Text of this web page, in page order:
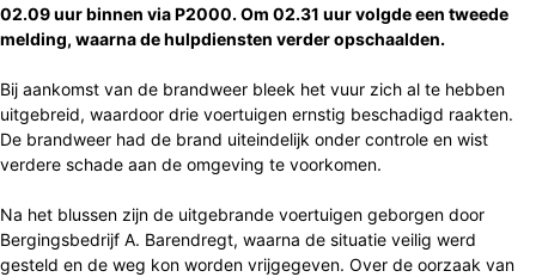
02.09 uur binnen via P2000. Om 02.31 uur volgde een tweede
melding, waarna de hulpdiensten verder opschaalden.
Bij aankomst van de brandweer bleek het vuur zich al te hebben
uitgebreid, waardoor drie voertuigen ernstig beschadigd raakten.
De brandweer had de brand uiteindelijk onder controle en wist
verdere schade aan de omgeving te voorkomen.
Na het blussen zijn de uitgebrande voertuigen geborgen door
Bergingsbedrijf A. Barendregt, waarna de situatie veilig werd
gesteld en de weg kon worden vrijgegeven. Over de oorzaak van